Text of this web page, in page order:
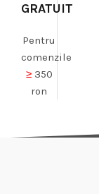
GRATUIT
Pentru
comenzile
≥350
ron